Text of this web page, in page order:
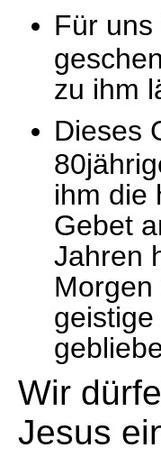
Für
zu ihm
Dieses
ihm die
Gebet
Jahren
Wir
Jesus